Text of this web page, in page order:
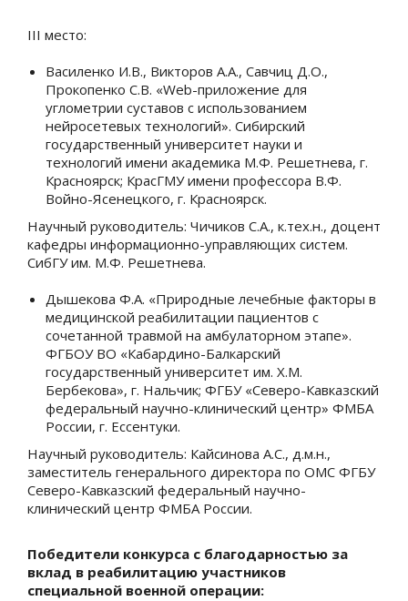
III место:
Василенко И.В., Викторов А.А., Савчиц Д.О.,
Прокопенко С.В. «Web-приложение для
углометрии суставов с использованием
нейросетевых технологий». Сибирский
государственный университет науки и
технологий имени академика М.Ф. Решетнева, г.
Красноярск; КрасГМУ имени профессора В.Ф.
Войно-Ясенецкого, г. Красноярск.
Научный руководитель: Чичиков С.А., к.тех.н., доцент
кафедры информационно-управляющих систем.
СибГУ им. М.Ф. Решетнева.
Дышекова Ф.А. «Природные лечебные факторы в
медицинской реабилитации пациентов с
сочетанной травмой на амбулаторном этапе».
ФГБОУ ВО «Кабардино-Балкарский
государственный университет им. Х.М.
Бербекова», г. Нальчик; ФГБУ «Северо-Кавказский
федеральный научно-клинический центр» ФМБА
России, г. Ессентуки.
Научный руководитель: Кайсинова А.С., д.м.н.,
заместитель генерального директора по ОМС ФГБУ
Северо-Кавказский федеральный научно-
клинический центр ФМБА России.
Победители конкурса с благодарностью за
вклад в реабилитацию участников
специальной военной операции: